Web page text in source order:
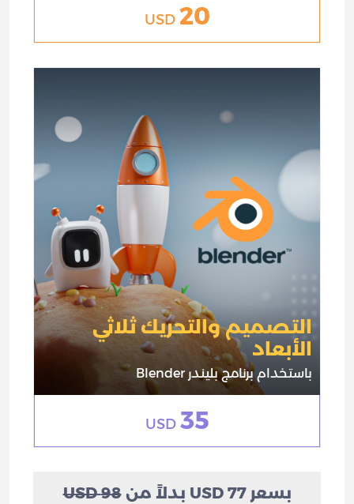
20
USD
التصميم والتحريك ثلاثي
الأبعاد
باستخدام برنامج بليندر Blender
35
USD
بسعر 77 USD بدلاً من 98 USD